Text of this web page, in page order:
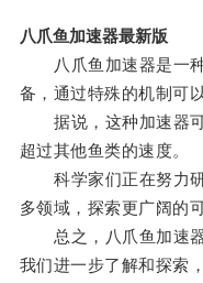
八爪鱼加速器最新版
八爪鱼加速器是一种
备，通过特殊的机制可
据说，这种加速器可
超过其他鱼类的速度。
科学家们正在努力研
多领域，探索更广阔的
总之，八爪鱼加速器
我们进一步了解和探索